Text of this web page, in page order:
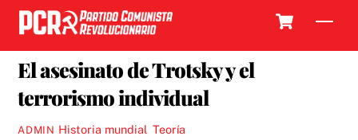
Skip
content
El asesinato de Trotsky y el
terrorismo individual
ADMIN Historia mundial Teoría